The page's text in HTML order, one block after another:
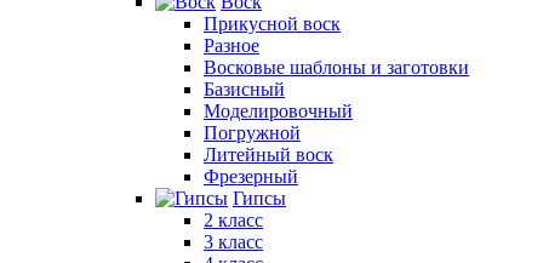
Прикусной воск
Разное
Восковые шаблоны и заготовки
Базисный
Моделировочный
Погружной
Литейный воск
Фрезерный
Гипсы
2 класс
3 класс